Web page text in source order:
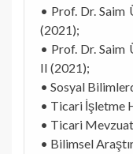
• Prof. Dr. Saim
(2021);
• Prof. Dr. Saim
II (2021);
• Sosyal
• Ticari İşletme
• Ticari
• Bilimsel